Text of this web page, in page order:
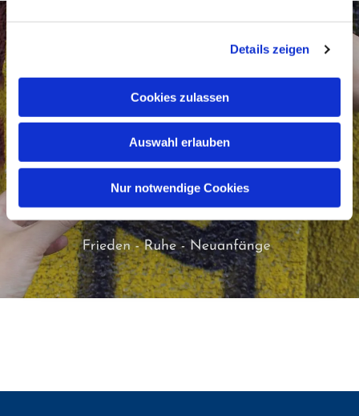
n
g
s
a
u
s
a
h
l
Details zeigen
Cookies zulassen
Auswahl erlauben
Nur notwendige Cookies